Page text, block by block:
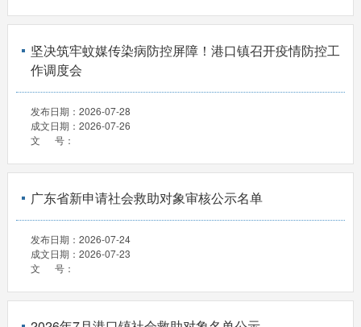
坚决筑牢蚊媒传染病防控屏障！港口镇召开疫情防控工
作调度会
发布日期： 2026-07-28
成文日期： 2026-07-26
文 号：
广东省新申请社会救助对象审核公示名单
发布日期： 2026-07-24
成文日期： 2026-07-23
文 号：